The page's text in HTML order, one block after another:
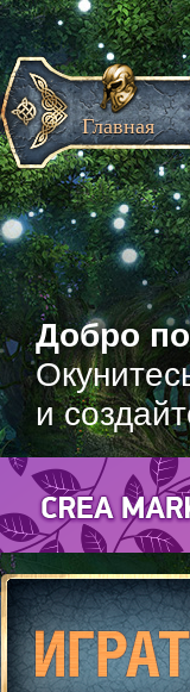
Добро
и
Главная